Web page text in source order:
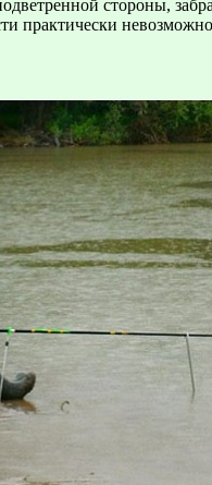
стороны,
практически